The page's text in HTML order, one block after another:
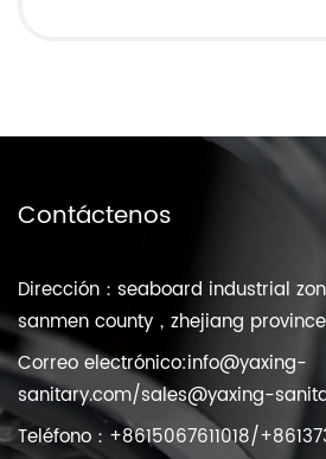
Contáctenos
Dirección：seaboard industrial
sanmen county，zhejiang province
Correo electrónico:info@yaxing-
sanitary.com/sales@yaxing-
Teléfono：+8615067611018/